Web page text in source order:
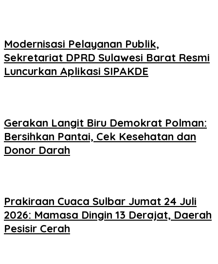
Modernisasi Pelayanan Publik,
Sekretariat DPRD Sulawesi Barat Resmi
Luncurkan Aplikasi SIPAKDE
Gerakan Langit Biru Demokrat Polman:
Bersihkan Pantai, Cek Kesehatan dan
Donor Darah
Prakiraan Cuaca Sulbar Jumat 24 Juli
2026: Mamasa Dingin 13 Derajat, Daerah
Pesisir Cerah